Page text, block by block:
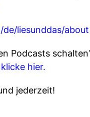
liesunddas/about
Podcasts
klicke hier.
jederzeit!